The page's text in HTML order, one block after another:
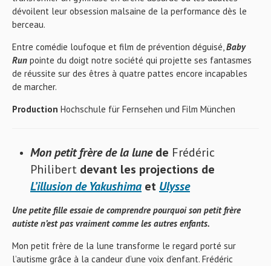
dévoilent leur obsession malsaine de la performance dès le
berceau.
Entre comédie loufoque et film de prévention déguisé,Baby
Run pointe du doigt notre société qui projette ses fantasmes
de réussite sur des êtres à quatre pattes encore incapables
de marcher.
Production Hochschule für Fernsehen und Film München
Mon petit frère de la lunede Frédéric
Philibert devant les projections de
L’illusion de Yakushima et Ulysse
Une petite fille essaie de comprendre pourquoi son petit frère
autiste n’est pas vraiment comme les autres enfants.
Mon petit frère de la lune transforme le regard porté sur
l’autisme grâce à la candeur d’une voix d’enfant. Frédéric